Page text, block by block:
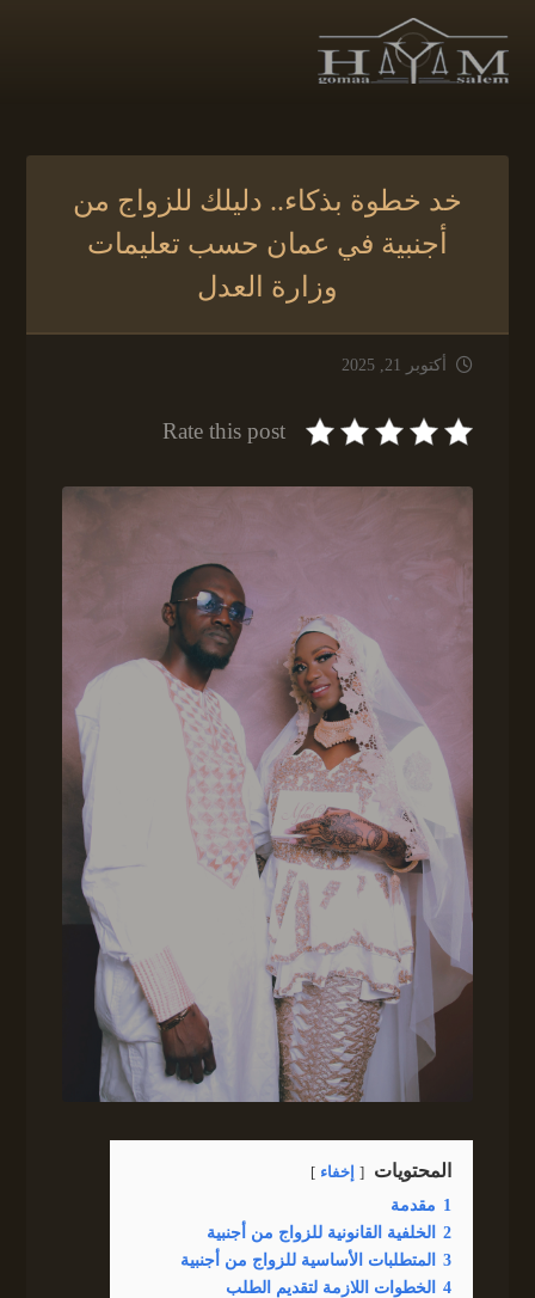
خد خطوة بذكاء.. دليلك للزواج من
أجنبية في عمان حسب تعليمات
وزارة العدل
أكتوبر 21, 2025
Rate this post
المحتويات إخفاء
1 مقدمة
2
الخلفية القانونية للزواج من أجنبية
3
المتطلبات الأساسية للزواج من أجنبية
4
الخطوات اللازمة لتقديم الطلب